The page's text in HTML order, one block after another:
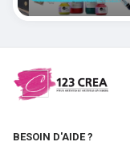
BESOIN D'AIDE ?